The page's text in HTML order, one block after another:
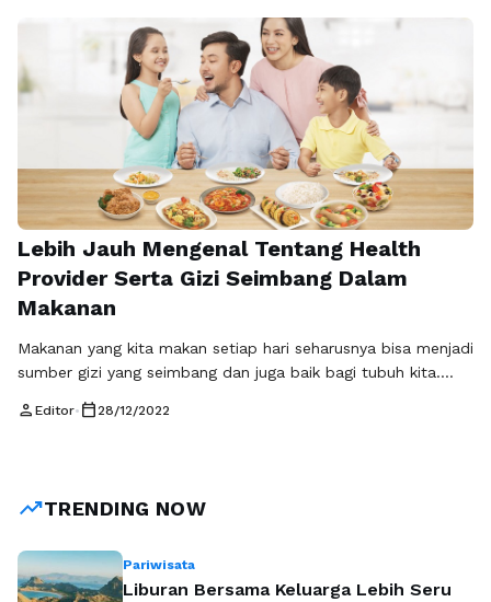
Lebih Jauh Mengenal Tentang Health
Provider Serta Gizi Seimbang Dalam
Makanan
Makanan yang kita makan setiap hari seharusnya bisa menjadi
sumber gizi yang seimbang dan juga baik bagi tubuh kita.
gizi cukup yang dibutuhkan oleh tubuh dan bahkan memakai
person Editor• calendar_today 28/12/2022
trending_upTRENDING NOW
Pariwisata
Liburan Bersama Keluarga Lebih Seru